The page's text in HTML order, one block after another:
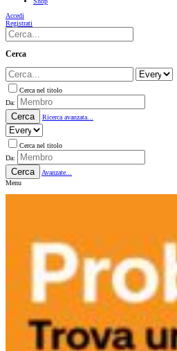
Accedi
Registrati
Cerca
Cerca nel titolo
Da:
Cerca Ricerca avanzata...
Cerca nel titolo
Da:
Cerca
Avanzate...
Menu